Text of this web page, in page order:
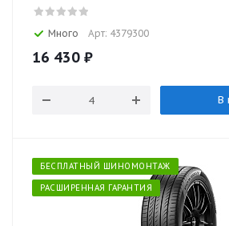
Много Арт: 4379300
16 430 ₽
В
БЕСПЛАТНЫЙ ШИНОМОНТАЖ
РАСШИРЕННАЯ ГАРАНТИЯ